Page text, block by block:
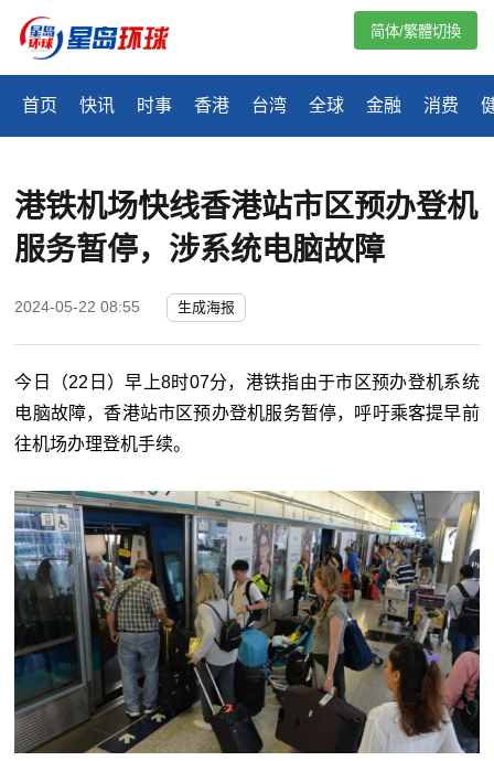
首页 快讯 时事 香港 台湾 全球 金融 消费
简体/繁體切換
港铁机场快线香港站市区预办登机
服务暂停，涉系统电脑故障
2024-05-22 08:55 生成海报
今日（22日）早上8时07分，港铁指由于市区预办登机系统
电脑故障，香港站市区预办登机服务暂停，呼吁乘客提早前
往机场办理登机手续。